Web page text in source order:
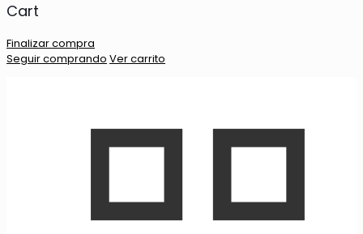
Cart
Finalizar compra
Seguir comprando Ver carrito